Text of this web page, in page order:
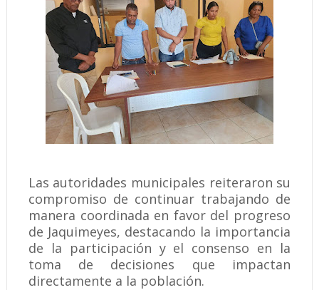
Las autoridades municipales reiteraron su
compromiso de continuar trabajando de
manera coordinada en favor del progreso
de Jaquimeyes, destacando la importancia
de la participación y el consenso en la
toma de decisiones que impactan
directamente a la población.